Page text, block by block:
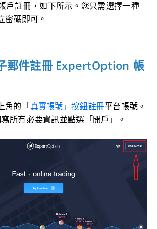
戶註冊，如下所示。您只需選擇一種
密碼即可。
郵件註冊 ExpertOption 帳
角的「真實帳號」按鈕註冊平台帳號。
所有必要資訊並點選「開戶」。